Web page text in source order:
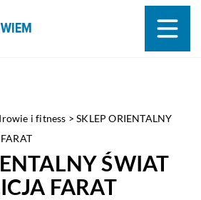
i fitness >SKLEP ORIENTALNY
ŚWIAT
FARAT